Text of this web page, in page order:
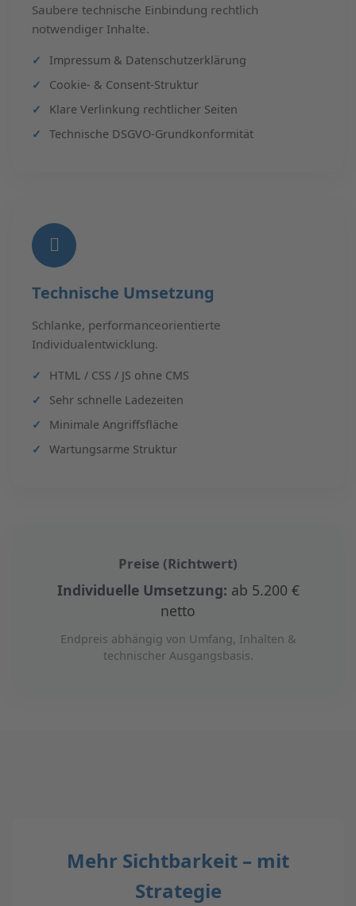
Saubere technische Einbindung rechtlich
notwendiger Inhalte.
Impressum & Datenschutzerklärung
Cookie- & Consent-Struktur
Klare Verlinkung rechtlicher Seiten
Technische DSGVO-Grundkonformität
Technische Umsetzung
Schlanke, performanceorientierte
Individualentwicklung.
HTML / CSS / JS ohne CMS
Sehr schnelle Ladezeiten
Minimale Angriffsfläche
Wartungsarme Struktur
Preise (Richtwert)
Individuelle Umsetzung: ab 5.200 €
netto
Endpreis abhängig von Umfang, Inhalten &
technischer Ausgangsbasis.
Mehr Sichtbarkeit – mit
Strategie